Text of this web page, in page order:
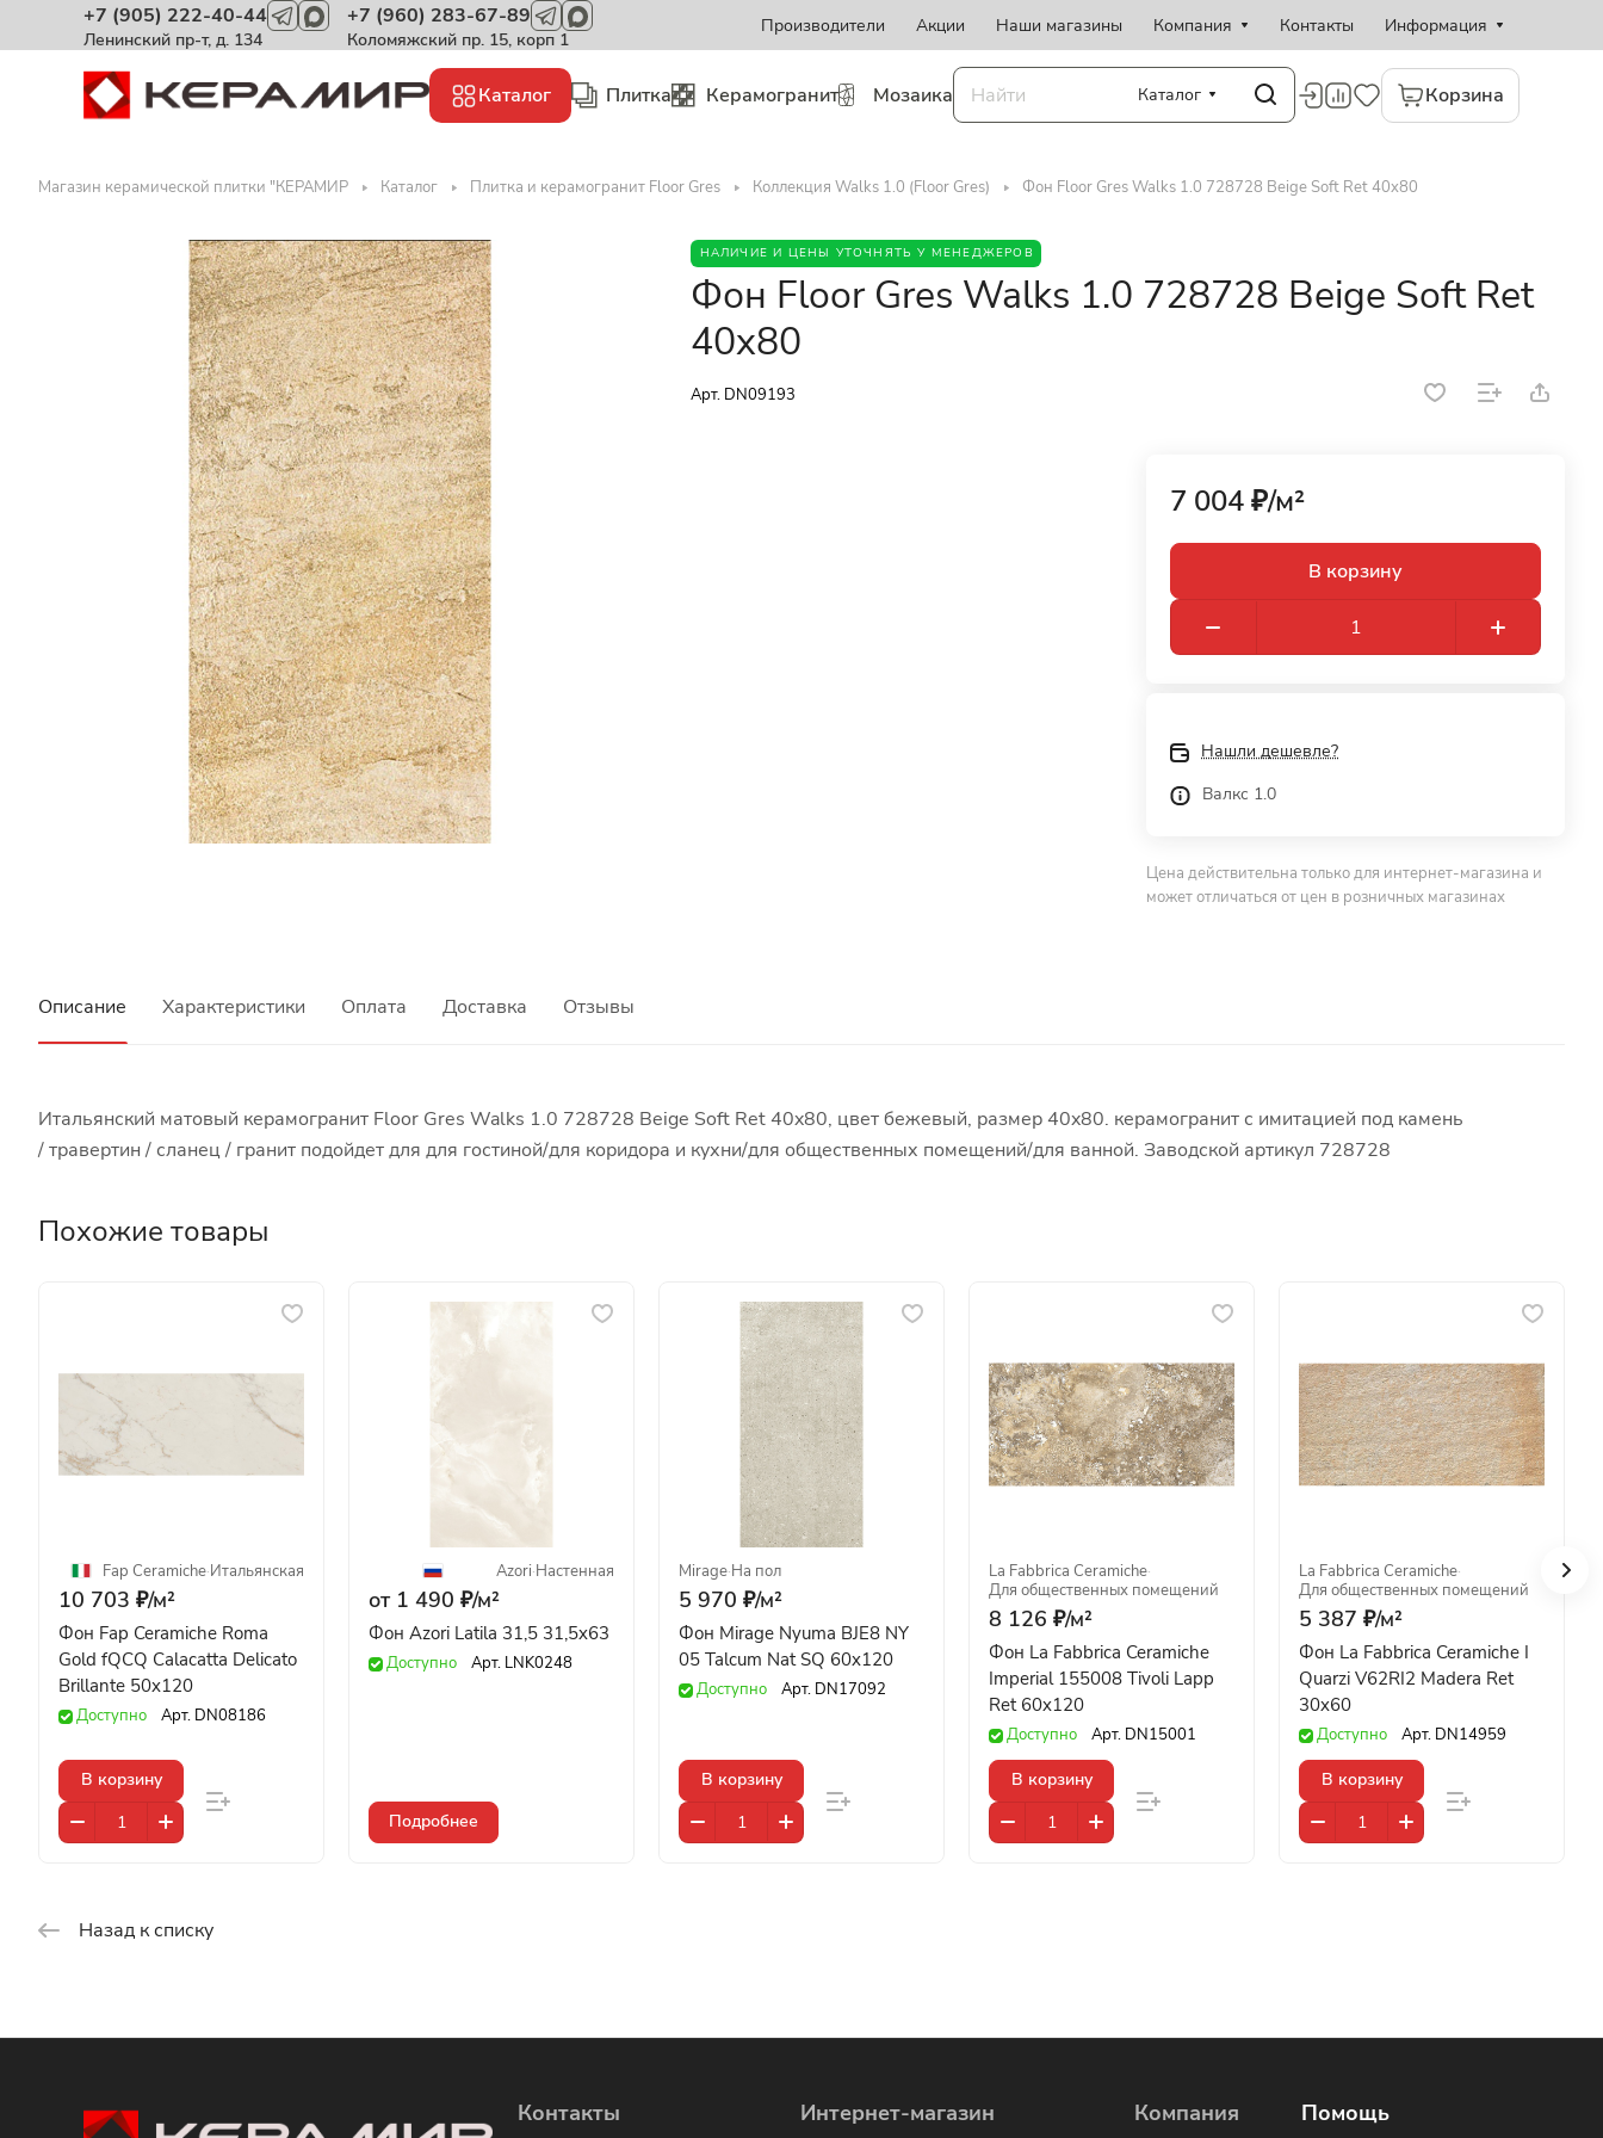
+7 (905) 222-40-44
Ленинский пр-т, д. 134
+7 (960) 283-67-89
Коломяжский пр. 15, корп 1
Производители Акции Наши магазины Компания Контакты Информация
Каталог Плитка Керамогранит Мозаика Каталог Корзина
Магазин керамической плитки "КЕРАМИР Каталог Плитка и керамогранит Floor Gres Коллекция Walks 1.0 (Floor Gres) Фон Floor Gres Walks 1.0 728728 Beige Soft Ret 40x80
НАЛИЧИЕ И ЦЕНЫ УТОЧНЯТЬ У МЕНЕДЖЕРОВ
Фон Floor Gres Walks 1.0 728728 Beige Soft Ret
40x80
Арт. DN09193
7 004 ₽/м²
В корзину
Нашли дешевле?
Валкс 1.0
Цена действительна только для интернет-магазина и
может отличаться от цен в розничных магазинах
Описание Характеристики Оплата Доставка Отзывы
Итальянский матовый керамогранит Floor Gres Walks 1.0 728728 Beige Soft Ret 40x80, цвет бежевый, размер 40x80. керамогранит с имитацией под камень
/ травертин / сланец / гранит подойдет для для гостиной/для коридора и кухни/для общественных помещений/для ванной. Заводской артикул 728728
Похожие товары
Fap Ceramiche·Итальянская
10 703 ₽/м²
Фон Fap Ceramiche Roma
Gold fQCQ Calacatta Delicato
Brillante 50x120
Доступно Арт. DN08186
В корзину
Azori·Настенная
от 1 490 ₽/м²
Фон Azori Latila 31,5 31,5x63
Доступно Арт. LNK0248
Подробнее
Mirage·На пол
5 970 ₽/м²
Фон Mirage Nyuma BJE8 NY
05 Talcum Nat SQ 60x120
Доступно Арт. DN17092
В корзину
La Fabbrica Ceramiche·
Для общественных помещений
8 126 ₽/м²
Фон La Fabbrica Ceramiche
Imperial 155008 Tivoli Lapp
Ret 60x120
Доступно Арт. DN15001
В корзину
La Fabbrica Ceramiche·
Для общественных помещений
5 387 ₽/м²
Фон La Fabbrica Ceramiche I
Quarzi V62RI2 Madera Ret
30x60
Доступно Арт. DN14959
В корзину
Назад к списку
Контакты
Интернет-магазин
Компания
Помощь